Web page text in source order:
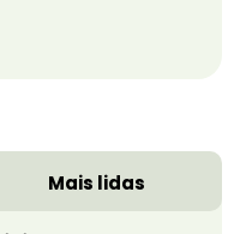
Mais lidas